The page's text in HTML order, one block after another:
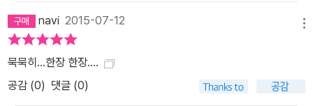
navi 2015-07-12
묵묵히...한장 한장....
공감 (0) 댓글 (0)